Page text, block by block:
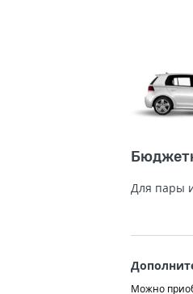
Для пары
Можно